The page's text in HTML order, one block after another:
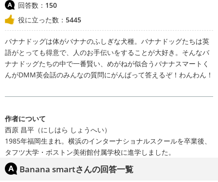
回答数： 150
役に立った数： 5445
バナナドッグは体がバナナのふしぎな犬種。バナナドッグたちは英
語がとっても得意で、人のお手伝いをすることが大好き。そんなバ
ナナドッグたちの中で一番賢い、めがねが似合うバナナスマートく
んがDMM英会話のみんなの質問にがんばって答えるぞ！わんわん！
作者について
西原 昌平（にしはら しょうへい）
1985年福岡生まれ。横浜のインターナショナルスクールを卒業後、
タフツ大学・ボストン美術館付属学校に進学しました。
Banana smartさんの回答一覧